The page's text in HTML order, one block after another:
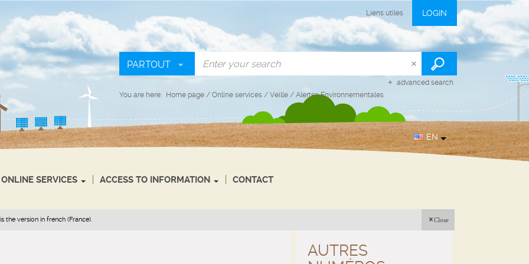
Liens utiles LOGIN
PARTOUT
advanced search
You are here:
Home page / Online services / Veille / Alertes Environnementales
EN
ONLINE SERVICES ACCESS TO INFORMATION CONTACT
the version in french (France). Close
AUTRES